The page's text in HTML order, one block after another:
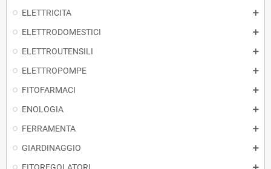
ELETTRICITA
ELETTRODOMESTICI
ELETTROUTENSILI
ELETTROPOMPE
FITOFARMACI
ENOLOGIA
FERRAMENTA
GIARDINAGGIO